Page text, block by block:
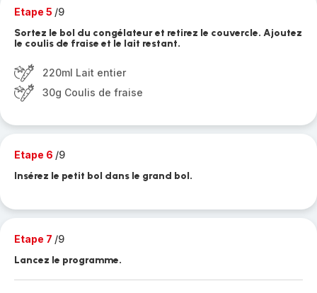
Etape 5 /9
Sortez le bol du congélateur et retirez le couvercle. Ajoutez
le coulis de fraise et le lait restant.
220ml Lait entier
30g Coulis de fraise
Etape 6 /9
Insérez le petit bol dans le grand bol.
Etape 7 /9
Lancez le programme.